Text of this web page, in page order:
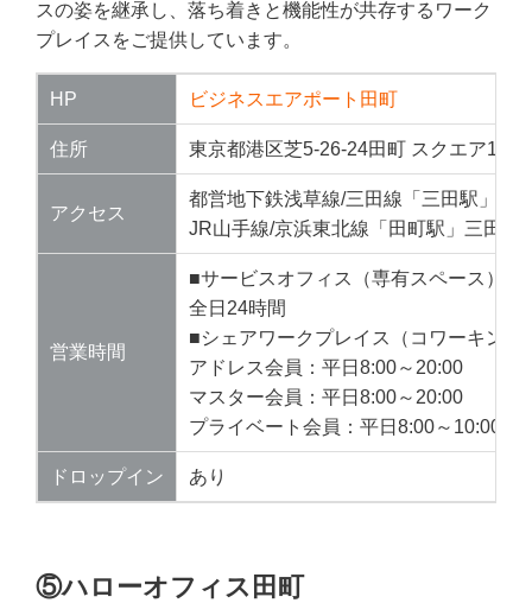
スの姿を継承し、落ち着きと機能性が共存するワーク
プレイスをご提供しています。
HP ビジネスエアポート田町
住所 東京都港区芝5-26-24田町 スクエア1F
アクセス
都営地下鉄浅草線/三田線「三田駅」A3
JR山手線/京浜東北線「田町駅」三田口
営業時間
■サービスオフィス（専有スペース）
全日24時間
■シェアワークプレイス（コワーキング
アドレス会員：平日8:00～20:00
マスター会員：平日8:00～20:00
プライベート会員：平日8:00～10:00、
ドロップイン あり
⑤ハローオフィス田町